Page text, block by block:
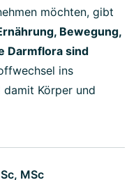
möchten, gibt
Bewegung,
Darmflora sind
ins
Körper und
MSc